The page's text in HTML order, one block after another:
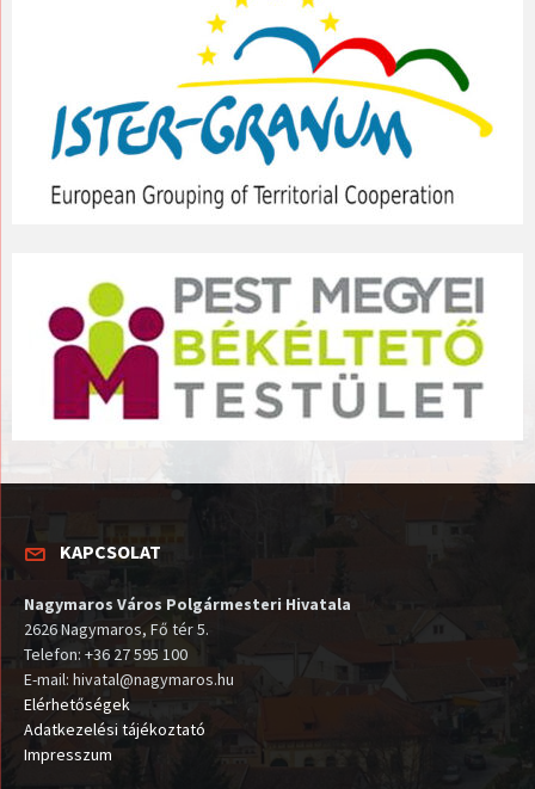
KAPCSOLAT
Nagymaros Város Polgármesteri Hivatala
2626 Nagymaros, Fő tér 5.
Telefon: +36 27 595 100
E-mail: hivatal@nagymaros.hu
Elérhetőségek
Adatkezelési tájékoztató
Impresszum